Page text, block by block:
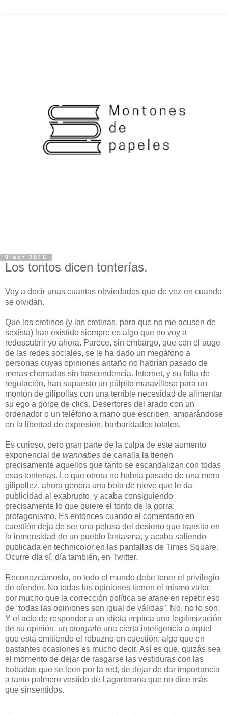
9 oct 2016
Los tontos dicen tonterías.
Voy a decir unas cuantas obviedades que de vez en cuando
se olvidan.
Que los cretinos (y las cretinas, para que no me acusen de
sexista) han existido siempre es algo que no voy a
redescubrir yo ahora. Parece, sin embargo, que con el auge
de las redes sociales, se le ha dado un megáfono a
personas cuyas opiniones antaño no habrían pasado de
meras chorradas sin trascendencia. Internet, y su falta de
regulación, han supuesto un púlpito maravilloso para un
montón de gilipollas con una terrible necesidad de alimentar
su ego a golpe de clics. Desertores del arado con un
ordenador o un teléfono a mano que escriben, amparándose
en la libertad de expresión, barbaridades totales.
Es curioso, pero gran parte de la culpa de este aumento
exponencial de wannabes de canalla la tienen
precisamente aquellos que tanto se escandalizan con todas
esas tonterías. Lo que otrora no habría pasado de una mera
gilipollez, ahora genera una bola de nieve que le da
publicidad al exabrupto, y acaba consiguiendo
precisamente lo que quiere el tonto de la gorra:
protagonismo. Es entonces cuando el comentario en
cuestión deja de ser una pelusa del desierto que transita en
la inmensidad de un pueblo fantasma, y acaba saliendo
publicada en technicolor en las pantallas de Times Square.
Ocurre día sí, día también, en Twitter.
Reconozcámoslo, no todo el mundo debe tener el privilegio
de ofender. No todas las opiniones tienen el mismo valor,
por mucho que la corrección política se afane en repetir eso
de “todas las opiniones son igual de válidas”. No, no lo son.
Y el acto de responder a un idiota implica una legitimización
de su opinión, un otorgarle una cierta inteligencia a aquel
que está emitiendo el rebuzno en cuestión; algo que en
bastantes ocasiones es mucho decir. Así es que, quizás sea
el momento de dejar de rasgarse las vestiduras con las
bobadas que se leen por la red, de dejar de dar importancia
a tanto palmero vestido de Lagarterana que no dice más
que sinsentidos.